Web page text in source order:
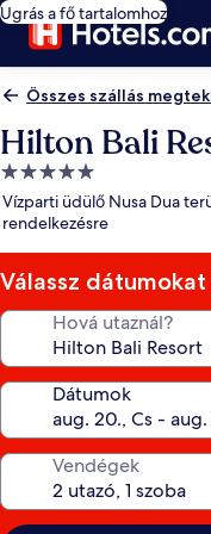
Ugrás a fő tartalomhoz
Összes szállás
Hilton Bali
5.0
csillagos
szálláshely
Vízparti üdülő Nusa Dua
rendelkezésre
Válassz
Hová utaznál?
Dátumok
Vendégek